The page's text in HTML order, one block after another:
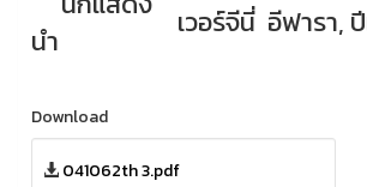
นำ
เวอร์จีนี่ อีฟารา,
Download
041062th 3.pdf